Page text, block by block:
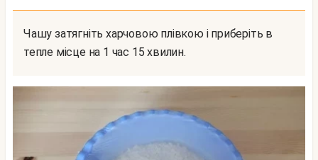
Чашу затягніть харчовою плівкою і приберіть в
тепле місце на 1 час 15 хвилин.